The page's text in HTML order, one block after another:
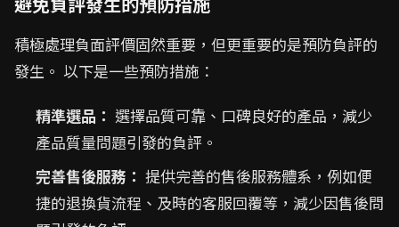
積極處理負面評價固然重要，但更重要的是預防負評的
發生。 以下是一些預防措施：
精準選品： 選擇品質可靠、口碑良好的產品，減少
產品質量問題引發的負評。
完善售後服務： 提供完善的售後服務體系，例如便
捷的退換貨流程、及時的客服回覆等，減少因售後問